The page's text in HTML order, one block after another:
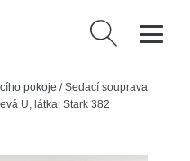
Vyhledávání
pokoje /Sedací souprava
U, látka: Stark 382